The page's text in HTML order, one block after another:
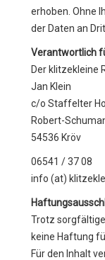
erhoben. Ohne
der Daten an
Verantwortlich
Der klitzekleine
Jan Klein
c/o Staffelter
Robert-
54536 Kröv
06541 / 37 08
info (at)
Trotz
keine Haftung
Für den Inhalt